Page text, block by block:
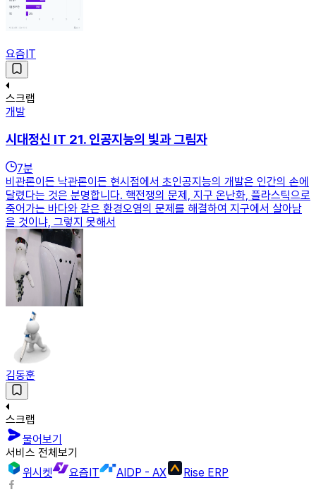
요즘IT
스크랩
개발
시대정신 IT 21. 인공지능의 빛과 그림자
7분
비관론이든 낙관론이든 현시점에서 초인공지능의 개발은 인간의 손에
달렸다는 것은 분명합니다. 핵전쟁의 문제, 지구 온난화, 플라스틱으로
죽어가는 바다와 같은 환경오염의 문제를 해결하여 지구에서 살아남
을 것이냐, 그렇지 못해서
김동훈
스크랩
물어보기
서비스 전체보기
위시켓
요즘IT AIDP - AX Rise ERP